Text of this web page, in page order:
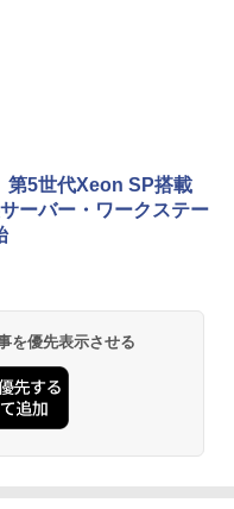
第5世代Xeon SP搭載
ーバー・ワークステー
を優先表示させる